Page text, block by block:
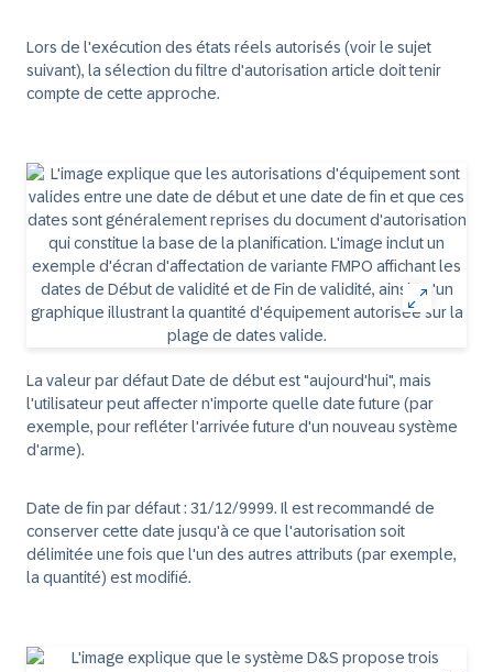
Lors de l'exécution des états réels autorisés (voir le sujet
suivant), la sélection du filtre d'autorisation article doit tenir
compte de cette approche.
La valeur par défaut Date de début est "aujourd'hui", mais
l'utilisateur peut affecter n'importe quelle date future (par
exemple, pour refléter l'arrivée future d'un nouveau système
d'arme).
Date de fin par défaut : 31/12/9999. Il est recommandé de
conserver cette date jusqu'à ce que l'autorisation soit
délimitée une fois que l'un des autres attributs (par exemple,
la quantité) est modifié.